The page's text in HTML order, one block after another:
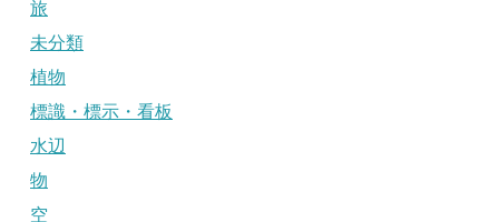
旅
未分類
植物
標識・標示・看板
水辺
物
空